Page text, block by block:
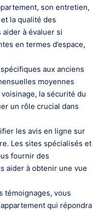
son entretien,
la qualité des
à évaluer si
en termes d’espace,
aux anciens
moyennes
la sécurité du
un rôle crucial dans
les avis en ligne sur
Les sites spécialisés et
fournir des
aider à obtenir une vue
témoignages, vous
qui répondra